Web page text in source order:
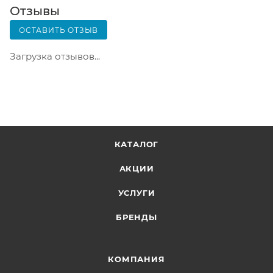
Вскрывать коробку самостоятельно вы можете
только после оплаты заказа. Один заказ может
содержать не больше 10 позиций и его стоимость
не должна превышать 100 000 р.
Отзывы
ОСТАВИТЬ ОТЗЫВ
Загрузка отзывов...
КАТАЛОГ
АКЦИИ
УСЛУГИ
БРЕНДЫ
КОМПАНИЯ